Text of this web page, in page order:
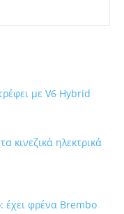
με V6 Hybrid
κινεζικά ηλεκτρικά
έχει φρένα Brembo